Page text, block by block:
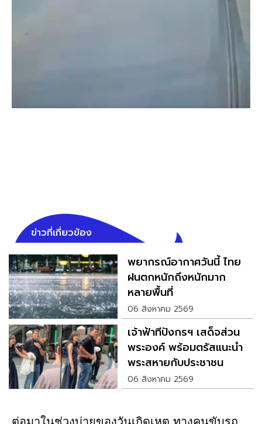
ข่าวที่เกี่ยวข้อง
พยากรณ์อากาศวันนี้ ไทย
ฝนตกหนักถึงหนักมาก
หลายพื้นที่
06 สิงหาคม 2569
เจ้าฟ้าทีปังกรฯ เสด็จส่วน
พระองค์ พร้อมตรัสแนะนำ
พระสหายกับประชาชน
06 สิงหาคม 2569